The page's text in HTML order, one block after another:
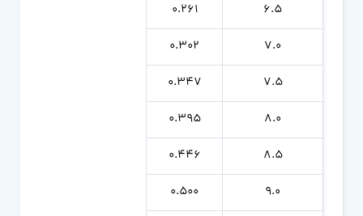
6.5
0.261
7.0
0.302
7.5
0.347
8.0
0.395
8.5
0.446
9.0
0.500